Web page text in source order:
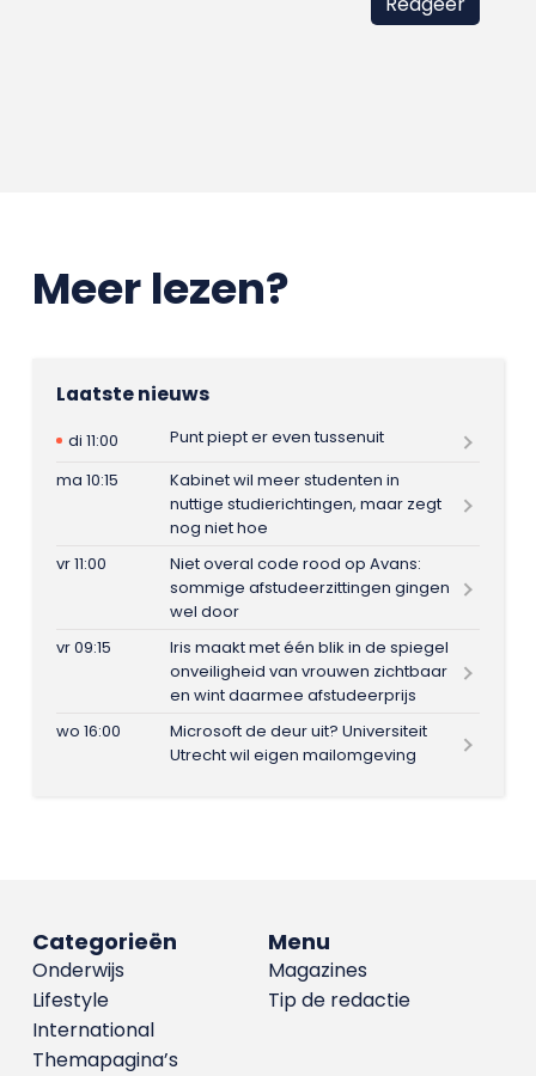
Meer lezen?
Laatste nieuws
di 11:00
Punt piept er even tussenuit
ma 10:15
Kabinet wil meer studenten in
nuttige studierichtingen, maar zegt
nog niet hoe
vr 11:00
Niet overal code rood op Avans:
sommige afstudeerzittingen gingen
wel door
vr 09:15
Iris maakt met één blik in de spiegel
onveiligheid van vrouwen zichtbaar
en wint daarmee afstudeerprijs
wo 16:00
Microsoft de deur uit? Universiteit
Utrecht wil eigen mailomgeving
Menu
Magazines
Tip de redactie
Categorieën
Onderwijs
Lifestyle
International
Themapagina’s